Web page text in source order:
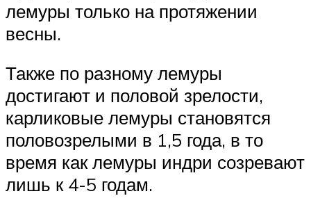
лемуры только на протяжении
весны.
Также по разному лемуры
достигают и половой зрелости,
карликовые лемуры становятся
половозрелыми в 1,5 года, в то
время как лемуры индри созревают
лишь к 4-5 годам.